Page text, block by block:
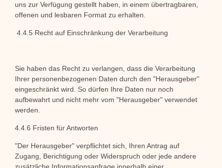
uns zur Verfügung gestellt haben, in einem übertragbaren,
offenen und lesbaren Format zu erhalten.
4.4.5 Recht auf Einschränkung der Verarbeitung
Sie haben das Recht zu verlangen, dass die Verarbeitung
Ihrer personenbezogenen Daten durch den "Herausgeber"
eingeschränkt wird. So dürfen Ihre Daten nur noch
aufbewahrt und nicht mehr vom "Herausgeber" verwendet
werden.
4.4.6 Fristen für Antworten
"Der Herausgeber" verpflichtet sich, Ihren Antrag auf
Zugang, Berichtigung oder Widerspruch oder jede andere